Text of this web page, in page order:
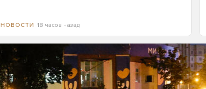
НОВОСТИ 18 часов назад